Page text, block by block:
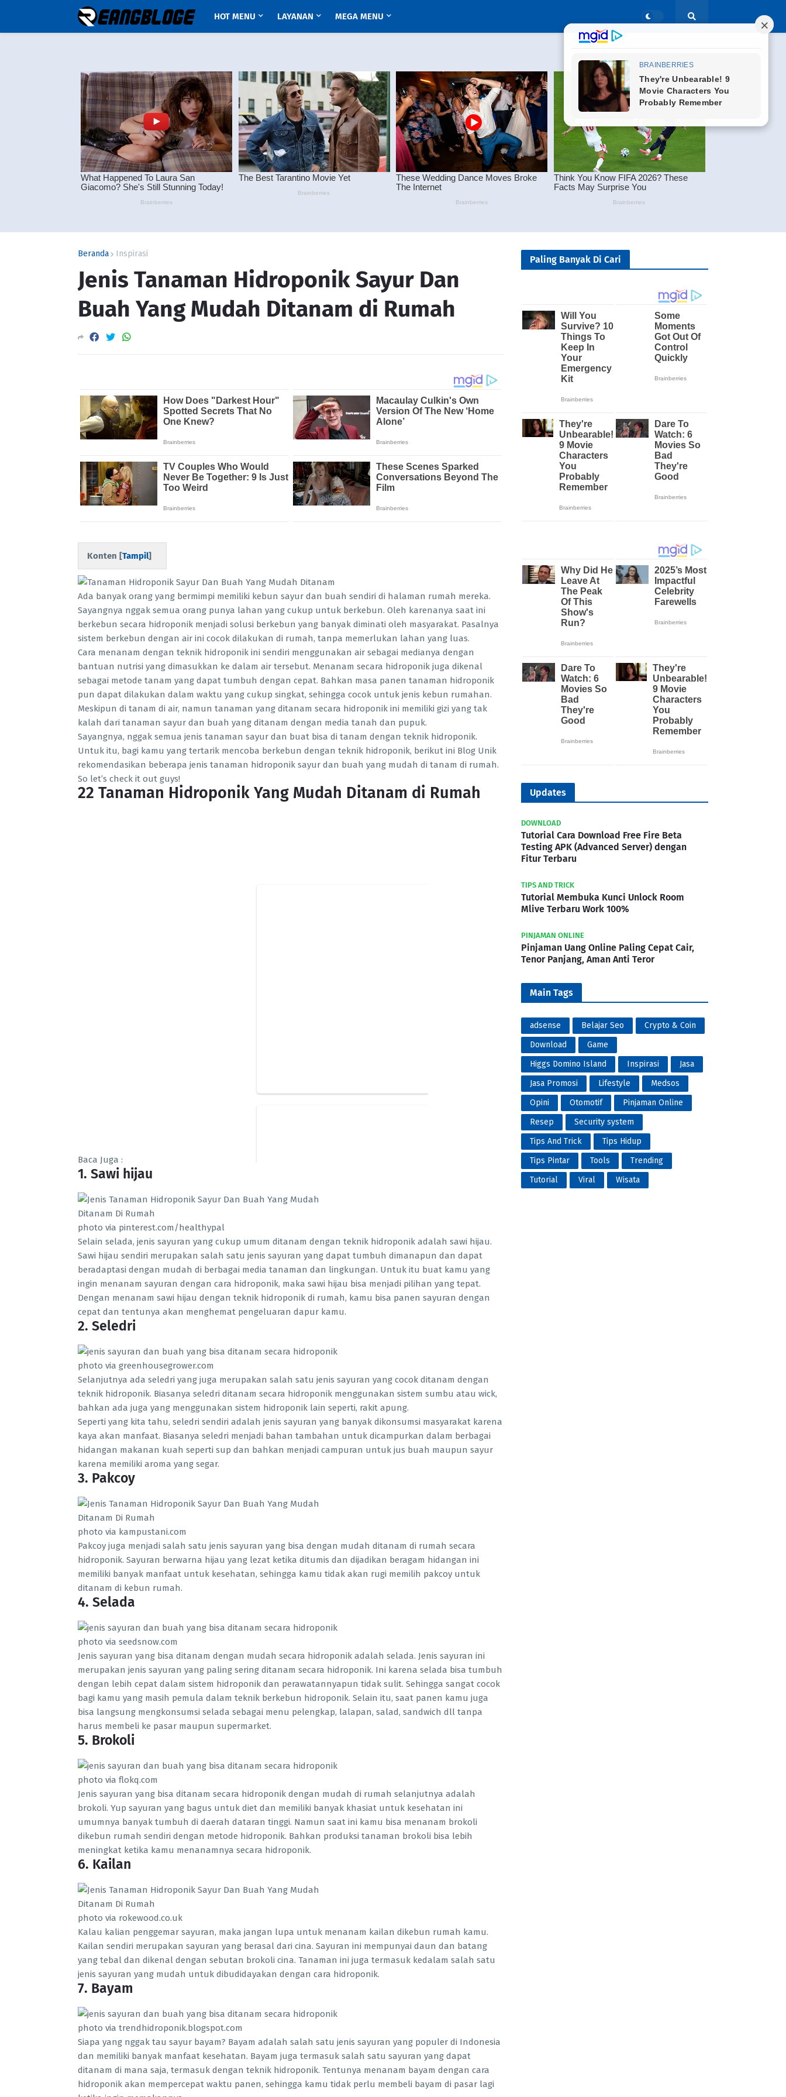
HOT MENU LAYANAN MEGA MENU
Beranda Inspirasi
Jenis Tanaman Hidroponik Sayur Dan
Buah Yang Mudah Ditanam di Rumah
Konten [Tampil]
Ada banyak orang yang bermimpi memiliki kebun sayur dan buah sendiri di halaman rumah mereka.
Sayangnya nggak semua orang punya lahan yang cukup untuk berkebun. Oleh karenanya saat ini
berkebun secara hidroponik menjadi solusi berkebun yang banyak diminati oleh masyarakat. Pasalnya
sistem berkebun dengan air ini cocok dilakukan di rumah, tanpa memerlukan lahan yang luas.
Cara menanam dengan teknik hidroponik ini sendiri menggunakan air sebagai medianya dengan
bantuan nutrisi yang dimasukkan ke dalam air tersebut. Menanam secara hidroponik juga dikenal
sebagai metode tanam yang dapat tumbuh dengan cepat. Bahkan masa panen tanaman hidroponik
pun dapat dilakukan dalam waktu yang cukup singkat, sehingga cocok untuk jenis kebun rumahan.
Meskipun di tanam di air, namun tanaman yang ditanam secara hidroponik ini memiliki gizi yang tak
kalah dari tanaman sayur dan buah yang ditanam dengan media tanah dan pupuk.
Sayangnya, nggak semua jenis tanaman sayur dan buat bisa di tanam dengan teknik hidroponik.
Untuk itu, bagi kamu yang tertarik mencoba berkebun dengan teknik hidroponik, berikut ini Blog Unik
rekomendasikan beberapa jenis tanaman hidroponik sayur dan buah yang mudah di tanam di rumah.
So let’s check it out guys!
22 Tanaman Hidroponik Yang Mudah Ditanam di Rumah
Baca Juga :
1. Sawi hijau
photo via pinterest.com/healthypal
Selain selada, jenis sayuran yang cukup umum ditanam dengan teknik hidroponik adalah sawi hijau.
Sawi hijau sendiri merupakan salah satu jenis sayuran yang dapat tumbuh dimanapun dan dapat
beradaptasi dengan mudah di berbagai media tanaman dan lingkungan. Untuk itu buat kamu yang
ingin menanam sayuran dengan cara hidroponik, maka sawi hijau bisa menjadi pilihan yang tepat.
Dengan menanam sawi hijau dengan teknik hidroponik di rumah, kamu bisa panen sayuran dengan
cepat dan tentunya akan menghemat pengeluaran dapur kamu.
2. Seledri
photo via greenhousegrower.com
Selanjutnya ada seledri yang juga merupakan salah satu jenis sayuran yang cocok ditanam dengan
teknik hidroponik. Biasanya seledri ditanam secara hidroponik menggunakan sistem sumbu atau wick,
bahkan ada juga yang menggunakan sistem hidroponik lain seperti, rakit apung.
Seperti yang kita tahu, seledri sendiri adalah jenis sayuran yang banyak dikonsumsi masyarakat karena
kaya akan manfaat. Biasanya seledri menjadi bahan tambahan untuk dicampurkan dalam berbagai
hidangan makanan kuah seperti sup dan bahkan menjadi campuran untuk jus buah maupun sayur
karena memiliki aroma yang segar.
3. Pakcoy
photo via kampustani.com
Pakcoy juga menjadi salah satu jenis sayuran yang bisa dengan mudah ditanam di rumah secara
hidroponik. Sayuran berwarna hijau yang lezat ketika ditumis dan dijadikan beragam hidangan ini
memiliki banyak manfaat untuk kesehatan, sehingga kamu tidak akan rugi memilih pakcoy untuk
ditanam di kebun rumah.
4. Selada
photo via seedsnow.com
Jenis sayuran yang bisa ditanam dengan mudah secara hidroponik adalah selada. Jenis sayuran ini
merupakan jenis sayuran yang paling sering ditanam secara hidroponik. Ini karena selada bisa tumbuh
dengan lebih cepat dalam sistem hidroponik dan perawatannyapun tidak sulit. Sehingga sangat cocok
bagi kamu yang masih pemula dalam teknik berkebun hidroponik. Selain itu, saat panen kamu juga
bisa langsung mengkonsumsi selada sebagai menu pelengkap, lalapan, salad, sandwich dll tanpa
harus membeli ke pasar maupun supermarket.
5. Brokoli
photo via flokq.com
Jenis sayuran yang bisa ditanam secara hidroponik dengan mudah di rumah selanjutnya adalah
brokoli. Yup sayuran yang bagus untuk diet dan memiliki banyak khasiat untuk kesehatan ini
umumnya banyak tumbuh di daerah dataran tinggi. Namun saat ini kamu bisa menanam brokoli
dikebun rumah sendiri dengan metode hidroponik. Bahkan produksi tanaman brokoli bisa lebih
meningkat ketika kamu menanamnya secara hidroponik.
6. Kailan
photo via rokewood.co.uk
Kalau kalian penggemar sayuran, maka jangan lupa untuk menanam kailan dikebun rumah kamu.
Kailan sendiri merupakan sayuran yang berasal dari cina. Sayuran ini mempunyai daun dan batang
yang tebal dan dikenal dengan sebutan brokoli cina. Tanaman ini juga termasuk kedalam salah satu
jenis sayuran yang mudah untuk dibudidayakan dengan cara hidroponik.
7. Bayam
photo via trendhidroponik.blogspot.com
Siapa yang nggak tau sayur bayam? Bayam adalah salah satu jenis sayuran yang populer di Indonesia
dan memiliki banyak manfaat kesehatan. Bayam juga termasuk salah satu sayuran yang dapat
ditanam di mana saja, termasuk dengan teknik hidroponik. Tentunya menanam bayam dengan cara
hidroponik akan mempercepat waktu panen, sehingga kamu tidak perlu membeli bayam di pasar lagi
Paling Banyak Di Cari
Updates
DOWNLOAD
Tutorial Cara Download Free Fire Beta
Testing APK (Advanced Server) dengan
Fitur Terbaru
TIPS AND TRICK
Tutorial Membuka Kunci Unlock Room
Mlive Terbaru Work 100%
PINJAMAN ONLINE
Pinjaman Uang Online Paling Cepat Cair,
Tenor Panjang, Aman Anti Teror
Main Tags
adsense Belajar Seo
Crypto & Coin
Download
Game
Higgs Domino Island
Inspirasi
Jasa
Jasa Promosi
Lifestyle
Medsos
Opini
Otomotif
Pinjaman Online
Resep
Security system
Tips And Trick
Tips Hidup
Tips Pintar
Tools
Trending
Tutorial
Viral Wisata